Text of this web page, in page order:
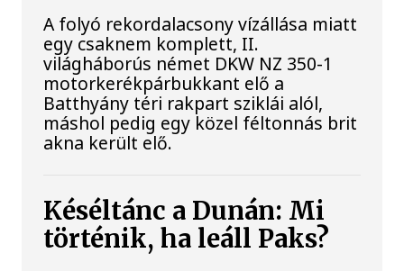
A folyó rekordalacsony vízállása miatt
egy csaknem komplett, II.
világháborús német DKW NZ 350-1
motorkerékpárbukkant elő a
Batthyány téri rakpart sziklái alól,
máshol pedig egy közel féltonnás brit
akna került elő.
Késéltánc a Dunán: Mi
történik, ha leáll Paks?